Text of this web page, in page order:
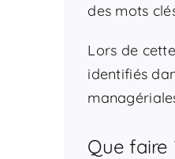
des mots
Lors de
identifiés
Que faire